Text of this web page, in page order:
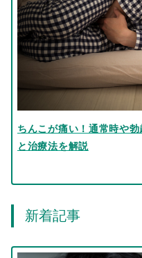
ちんこが痛い！通常時や
と治療法を解説
新着記事